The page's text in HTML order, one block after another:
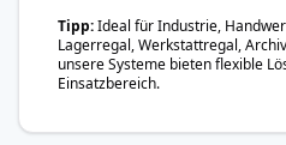
Tipp Ideal für Industrie,
Lagerregal, Werkstattregal,
unsere Systeme bieten flexible
Einsatzbereich.